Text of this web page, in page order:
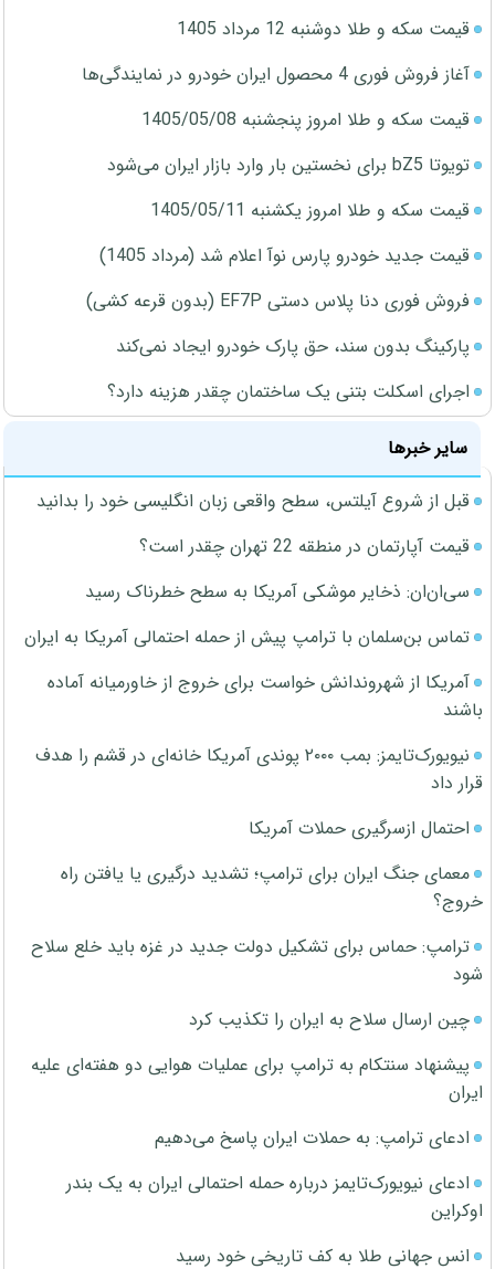
قیمت سکه و طلا دوشنبه 12 مرداد 1405
آغاز فروش فوری 4 محصول ایران خودرو در نمایندگی‌ها
قیمت سکه و طلا امروز پنجشنبه 1405/05/08
تویوتا bZ5 برای نخستین بار وارد بازار ایران می‌شود
قیمت سکه و طلا امروز یکشنبه 1405/05/11
قیمت جدید خودرو پارس نوآ اعلام شد (مرداد 1405)
فروش فوری دنا پلاس دستی EF7P (بدون قرعه کشی)
پارکینگ بدون سند، حق پارک خودرو ایجاد نمی‌کند
اجرای اسکلت بتنی یک ساختمان چقدر هزینه دارد؟
سایر خبرها
قبل از شروع آیلتس، سطح واقعی زبان انگلیسی خود را بدانید
قیمت آپارتمان در منطقه 22 تهران چقدر است؟
سی‌ان‌ان: ذخایر موشکی آمریکا به سطح خطرناک رسید
تماس بن‌سلمان با ترامپ پیش از حمله احتمالی آمریکا به ایران
آمریکا از شهروندانش خواست برای خروج از خاورمیانه آماده
باشند
نیویورک‌تایمز: بمب ۲۰۰۰ پوندی آمریکا خانه‌ای در قشم را هدف
قرار داد
احتمال ازسرگیری حملات آمریکا
معمای جنگ ایران برای ترامپ؛ تشدید درگیری یا یافتن راه
خروج؟
ترامپ: حماس برای تشکیل دولت جدید در غزه باید خلع سلاح
شود
چین ارسال سلاح به ایران را تکذیب کرد
پیشنهاد سنتکام به ترامپ برای عملیات هوایی دو هفته‌ای علیه
ایران
ادعای ترامپ: به حملات ایران پاسخ می‌دهیم
ادعای نیویورک‌تایمز درباره حمله احتمالی ایران به یک بندر
اوکراین
انس جهانی طلا به کف تاریخی خود رسید